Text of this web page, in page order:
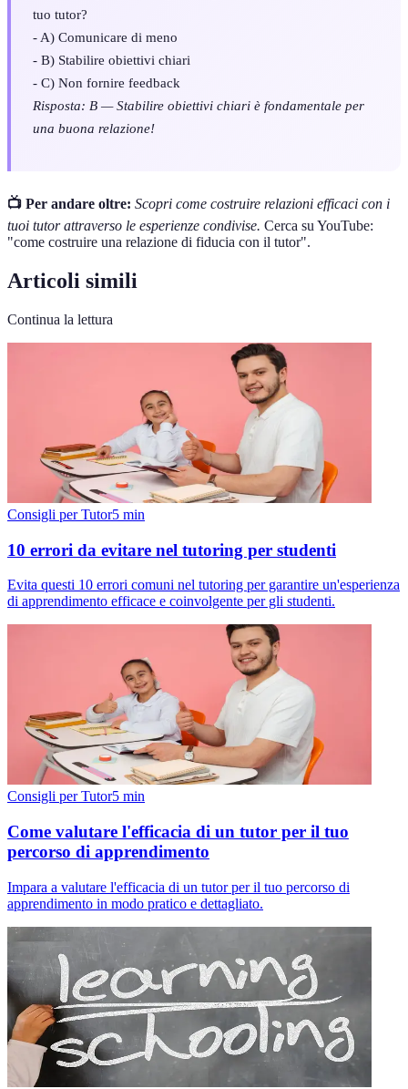
tuo tutor?
- A) Comunicare di meno
- B) Stabilire obiettivi chiari
- C) Non fornire feedback
Risposta: B — Stabilire obiettivi chiari è fondamentale per
una buona relazione!
📺 Per andare oltre: Scopri come costruire relazioni efficaci con i
tuoi tutor attraverso le esperienze condivise. Cerca su YouTube:
"come costruire una relazione di fiducia con il tutor".
Articoli simili
Continua la lettura
Consigli per Tutor5 min
10 errori da evitare nel tutoring per studenti
Evita questi 10 errori comuni nel tutoring per garantire un'esperienza
di apprendimento efficace e coinvolgente per gli studenti.
Consigli per Tutor5 min
Come valutare l'efficacia di un tutor per il tuo
percorso di apprendimento
Impara a valutare l'efficacia di un tutor per il tuo percorso di
apprendimento in modo pratico e dettagliato.